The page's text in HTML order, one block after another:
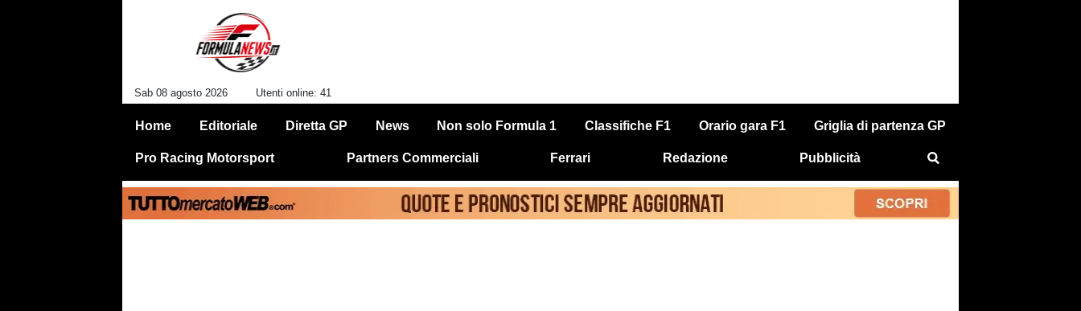
Sab 08 agosto 2026 Utenti online: 41
Home Editoriale Diretta GP News Non solo Formula 1 Classifiche F1 Orario gara F1 Griglia di partenza GP
Pro Racing Motorsport Partners Commerciali Ferrari Redazione Pubblicità